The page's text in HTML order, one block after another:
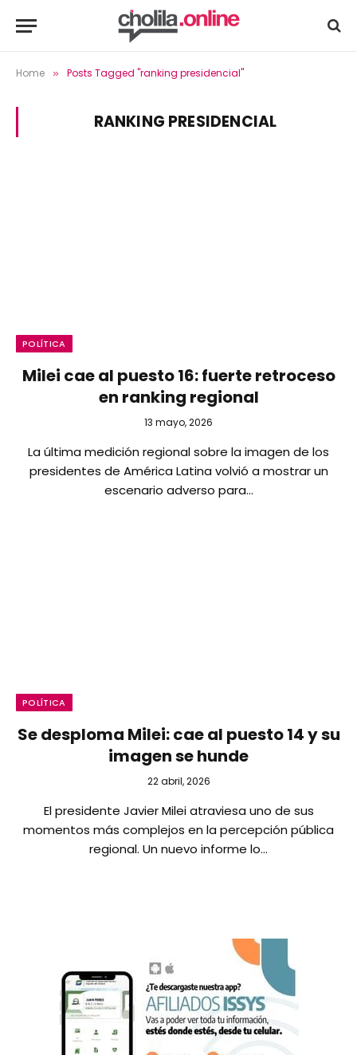
Home » Posts Tagged "ranking presidencial"
RANKING PRESIDENCIAL
POLÍTICA
Milei cae al puesto 16: fuerte retroceso
en ranking regional
13 mayo, 2026
La última medición regional sobre la imagen de los
presidentes de América Latina volvió a mostrar un
escenario adverso para…
POLÍTICA
Se desploma Milei: cae al puesto 14 y su
imagen se hunde
22 abril, 2026
El presidente Javier Milei atraviesa uno de sus
momentos más complejos en la percepción pública
regional. Un nuevo informe lo…